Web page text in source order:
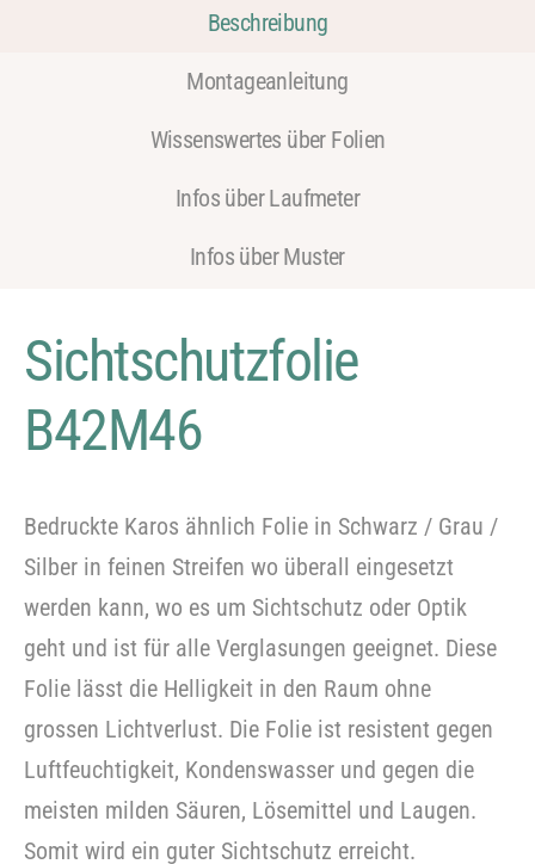
Beschreibung
Montageanleitung
Wissenswertes über Folien
Infos über Laufmeter
Infos über Muster
Sichtschutzfolie
B42M46
Bedruckte Karos ähnlich Folie in Schwarz / Grau /
Silber in feinen Streifen wo überall eingesetzt
werden kann, wo es um Sichtschutz oder Optik
geht und ist für alle Verglasungen geeignet. Diese
Folie lässt die Helligkeit in den Raum ohne
grossen Lichtverlust. Die Folie ist resistent gegen
Luftfeuchtigkeit, Kondenswasser und gegen die
meisten milden Säuren, Lösemittel und Laugen.
Somit wird ein guter Sichtschutz erreicht.